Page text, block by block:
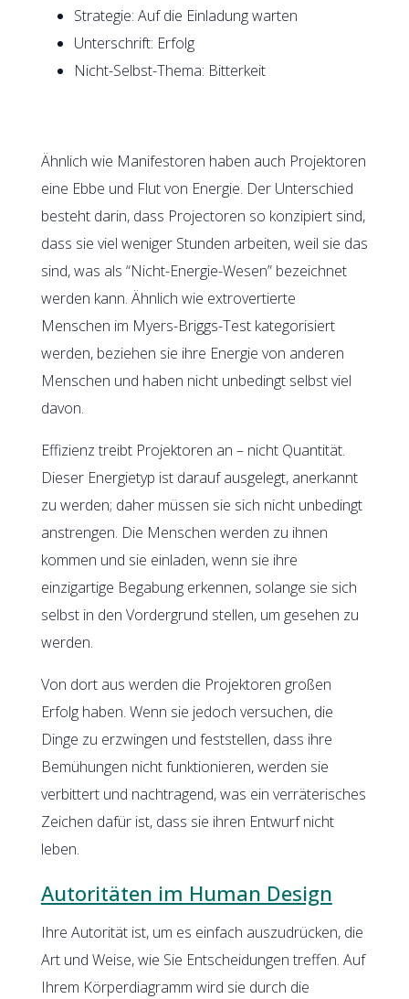
Strategie: Auf die Einladung warten
Unterschrift: Erfolg
Nicht-Selbst-Thema: Bitterkeit
Ähnlich wie Manifestoren haben auch Projektoren
eine Ebbe und Flut von Energie. Der Unterschied
besteht darin, dass Projectoren so konzipiert sind,
dass sie viel weniger Stunden arbeiten, weil sie das
sind, was als “Nicht-Energie-Wesen” bezeichnet
werden kann. Ähnlich wie extrovertierte
Menschen im Myers-Briggs-Test kategorisiert
werden, beziehen sie ihre Energie von anderen
Menschen und haben nicht unbedingt selbst viel
davon.
Effizienz treibt Projektoren an – nicht Quantität.
Dieser Energietyp ist darauf ausgelegt, anerkannt
zu werden; daher müssen sie sich nicht unbedingt
anstrengen. Die Menschen werden zu ihnen
kommen und sie einladen, wenn sie ihre
einzigartige Begabung erkennen, solange sie sich
selbst in den Vordergrund stellen, um gesehen zu
werden.
Von dort aus werden die Projektoren großen
Erfolg haben. Wenn sie jedoch versuchen, die
Dinge zu erzwingen und feststellen, dass ihre
Bemühungen nicht funktionieren, werden sie
verbittert und nachtragend, was ein verräterisches
Zeichen dafür ist, dass sie ihren Entwurf nicht
leben.
Autoritäten im Human Design
Ihre Autorität ist, um es einfach auszudrücken, die
Art und Weise, wie Sie Entscheidungen treffen. Auf
Ihrem Körperdiagramm wird sie durch die